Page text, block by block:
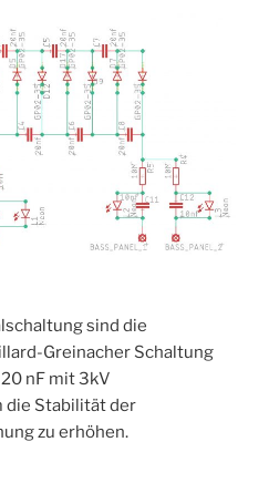
sind die
Greinacher Schaltung
nF mit 3kV
die Stabilität der
zu erhöhen.